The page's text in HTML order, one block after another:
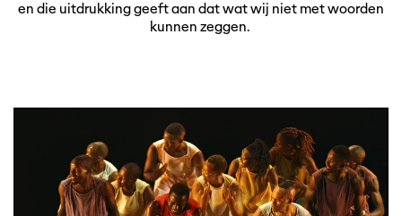
en die uitdrukking geeft aan dat wat wij niet met woorden
kunnen zeggen.